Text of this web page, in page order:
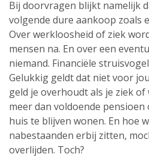
Bij doorvragen blijkt namelijk
volgende dure aankoop zoals
Over werkloosheid of ziek
mensen na. En over een
niemand. Financiële
Gelukkig geldt dat niet voor
geld je overhoudt als je ziek
meer dan voldoende
huis te blijven wonen. En hoe
nabestaanden erbij zitten,
overlijden. Toch?